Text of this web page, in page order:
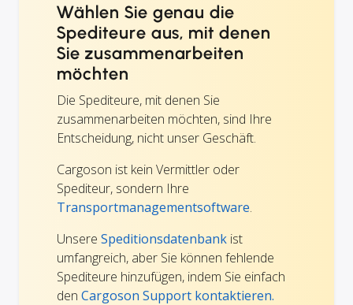
Wählen Sie genau die
Spediteure aus, mit denen
Sie zusammenarbeiten
möchten
Die Spediteure, mit denen Sie
zusammenarbeiten möchten, sind Ihre
Entscheidung, nicht unser Geschäft.
Cargoson ist kein Vermittler oder
Spediteur, sondern Ihre
Transportmanagementsoftware.
Unsere Speditionsdatenbank ist
umfangreich, aber Sie können fehlende
Spediteure hinzufügen, indem Sie einfach
den Cargoson Support kontaktieren.